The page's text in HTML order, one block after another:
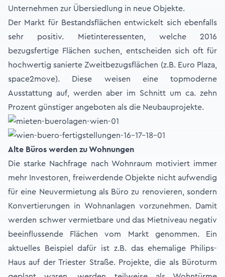
Unternehmen zur Übersiedlung in neue Objekte.
Der Markt für Bestandsflächen entwickelt sich ebenfalls
sehr positiv. Mietinteressenten, welche 2016
bezugsfertige Flächen suchen, entscheiden sich oft für
hochwertig sanierte Zweitbezugsflächen (z.B. Euro Plaza,
space2move). Diese weisen eine topmoderne
Ausstattung auf, werden aber im Schnitt um ca. zehn
Prozent günstiger angeboten als die Neubauprojekte.
Alte Büros werden zu Wohnungen
Die starke Nachfrage nach Wohnraum motiviert immer
mehr Investoren, freiwerdende Objekte nicht aufwendig
für eine Neuvermietung als Büro zu renovieren, sondern
Konvertierungen in Wohnanlagen vorzunehmen. Damit
werden schwer vermietbare und das Mietniveau negativ
beeinflussende Flächen vom Markt genommen. Ein
aktuelles Beispiel dafür ist z.B. das ehemalige Philips-
Haus auf der Triester Straße. Projekte, die als Büroturm